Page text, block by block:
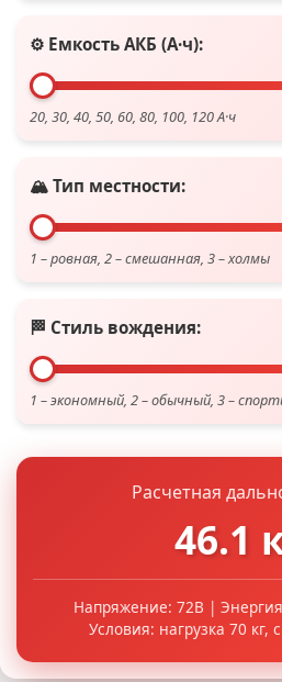
⚙️ Емкость АКБ (А·ч):
20, 30, 40, 50, 60, 80, 100, 120 А·ч
🏔️ Тип местности:
1 – ровная, 2 – смешанная, 3 – холмы
🏁 Стиль вождения:
1 – экономный, 2 – обычный, 3 –
Расчетная
46.1
Напряжение: 72В |
Условия: нагрузка 70 кг,